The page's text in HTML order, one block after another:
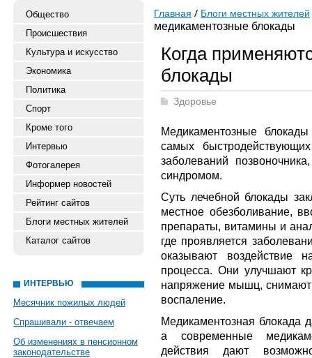
Общество
Происшествия
Культура и искусство
Экономика
Политика
Спорт
Кроме того
Интервью
Фотогалерея
Информер новостей
Рейтинг сайтов
Блоги местных жителей
Каталог сайтов
ИНТЕРВЬЮ
Месячник пожилых людей
Спрашивали - отвечаем
Об изменениях в пенсионном
законодательстве
Главная Блоги местных жителей
медикаментозные блокады
Когда
блокады
Здоровье
Медикаментозные
самых
заболеваний
синдромом.
Суть лечебной блокады
местное обезболивание,
препараты, витамины и
где проявляется
оказывают воздействие
процесса. Они улучшают
напряжение мышц,
воспаление.
Медикаментозная блокада
а современные
действия дают